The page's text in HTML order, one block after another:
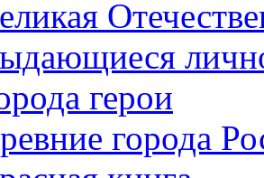
герои
города